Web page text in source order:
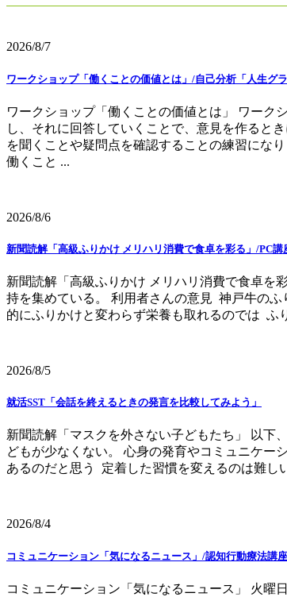
2026/8/7
ワークショップ「働くことの価値とは」/自己分析「人生グ
ワークショップ「働くことの価値とは」 ワーク
し、それに回答していくことで、意見を作ると
を聞くことや疑問点を確認することの練習にな
働くこと ...
2026/8/6
新聞読解「高級ふりかけ メリハリ消費で食卓を彩る」/PC講
新聞読解「高級ふりかけ メリハリ消費で食卓を
持を集めている。 利用者さんの意見 神戸牛の
的にふりかけと変わらず栄養も取れるのでは ふ
2026/8/5
就活SST「会話を終えるときの発言を比較してみよう」
新聞読解「マスクを外さない子どもたち」 以下
どもが少なくない。 心身の発育やコミュニケー
あるのだと思う 定着した習慣を変えるのは難し
2026/8/4
コミュニケーション「気になるニュース」/認知行動療法講
コミュニケーション「気になるニュース」 火曜